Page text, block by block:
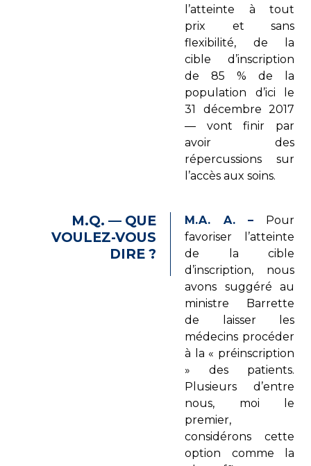
l’atteinte à tout
prix et sans
flexibilité, de la
cible d’inscription
de 85 % de la
population d’ici le
31 dé­cembre 2017
— vont finir par
avoir des
répercussions sur
l’accès aux soins.
M.Q. — QUE
VOULEZ-VOUS
DIRE ?
M.A. A. – Pour
favoriser l’atteinte
de la cible
d’inscription, nous
avons suggéré au
ministre Barrette
de laisser les
médecins procéder
à la « préinscription
» des patients.
Plusieurs d’entre
nous, moi le
premier,
considérons cette
option comme la